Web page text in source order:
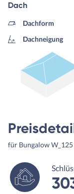
Dach
Dachform
Dachneigung
für Bungalow W_125